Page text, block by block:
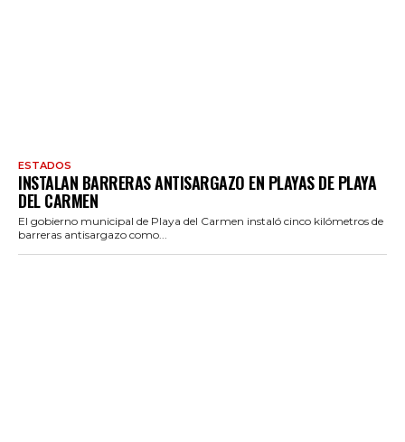
ESTADOS
INSTALAN BARRERAS ANTISARGAZO EN PLAYAS DE PLAYA
DEL CARMEN
El gobierno municipal de Playa del Carmen instaló cinco kilómetros de
barreras antisargazo como...